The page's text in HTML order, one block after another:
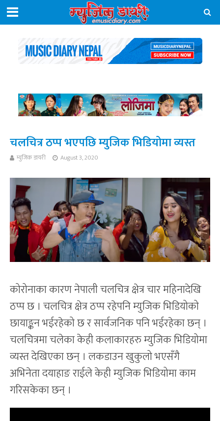
चलचित्र ठप्प भएपछि म्युजिक भिडियोमा व्यस्त
म्युजिक डायरी August 3, 2020
कोरोनाका कारण नेपाली चलचित्र क्षेत्र चार महिनादेखि
ठप्प छ । चलचित्र क्षेत्र ठप्प रहेपनि म्युजिक भिडियोको
छायाङ्कन भईरहेको छ र सार्वजनिक पनि भईरहेका छन् ।
चलचित्रमा चलेका केही कलाकारहरु म्युजिक भिडियोमा
व्यस्त देखिएका छन् । लकडाउन खुकुलो भएसँगै
अभिनेता दयाहाङ राईले केही म्युजिक भिडियोमा काम
गरिसकेका छन् ।